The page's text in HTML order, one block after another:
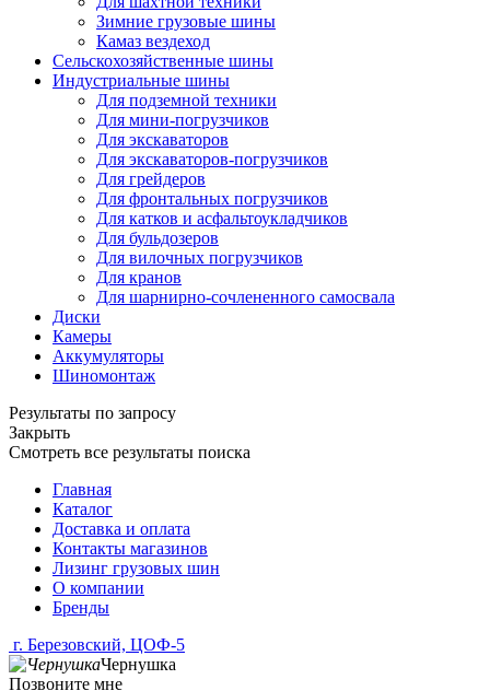
Зимние грузовые шины
Камаз вездеход
Сельскохозяйственные шины
Индустриальные шины
Для подземной техники
Для мини-погрузчиков
Для экскаваторов
Для экскаваторов-погрузчиков
Для грейдеров
Для фронтальных погрузчиков
Для катков и асфальтоукладчиков
Для бульдозеров
Для вилочных погрузчиков
Для кранов
Для шарнирно-сочлененного самосвала
Диски
Камеры
Аккумуляторы
Шиномонтаж
Результаты по запросу
Закрыть
Смотреть все результаты поиска
Главная
Каталог
Доставка и оплата
Контакты магазинов
Лизинг грузовых шин
О компании
Бренды
г. Березовский, ЦОФ-5
Чернушка
Позвоните мне